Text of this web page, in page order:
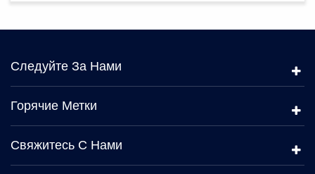
Следуйте За Нами
Горячие Метки
Свяжитесь С Нами